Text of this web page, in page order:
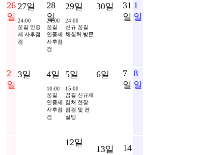
26
일
27일
24:00
꿈길 인증
제 사후점
검
28
일
24:00
꿈길
인증제
사후점
검
29일
24:00
신규 꿈길
체험처 방문
30일
31
일
1
일
2
일
3일 4일
10:00
꿈길
인증제
사후점
검
5일
15:00
꿈길 신규체
험처 현장
점검 및 컨
설팅
6일
7
일
8
일
12일
13일
14